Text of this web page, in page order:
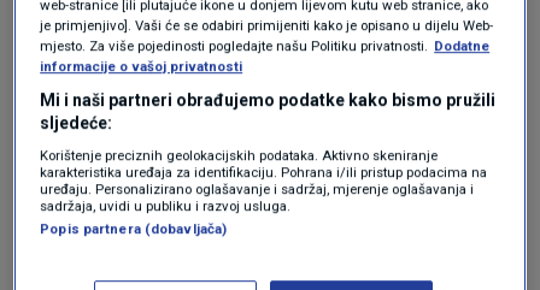
prednošću.
Vance, Putin... Tko su dobitnici, a tko
gubitnici izbora u Mađarskoj
Vance je rekao da SAD nije podržao Orbana
zato što je vjerovao u njegovu pobjedu, nego
zato što je "bilo ispravno stati iza osobe koja je
web-stranice [ili plutajuće ikone u donjem lijevom kutu web stranice, ako
je primjenjivo]. Vaši će se odabiri primijeniti kako je opisano u dijelu Web-
mjesto. Za više pojedinosti pogledajte našu Politiku privatnosti.
Dodatne
informacije o vašoj privatnosti
Mi i naši partneri obrađujemo podatke kako bismo pružili
sljedeće:
Korištenje preciznih geolokacijskih podataka. Aktivno skeniranje
karakteristika uređaja za identifikaciju. Pohrana i/ili pristup podacima na
uređaju. Personalizirano oglašavanje i sadržaj, mjerenje oglašavanja i
sadržaja, uvidi u publiku i razvoj usluga.
Popis partnera (dobavljača)